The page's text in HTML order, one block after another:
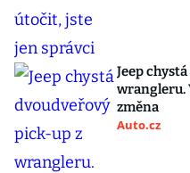
Jeep
wrangleru.
změna
Auto.cz